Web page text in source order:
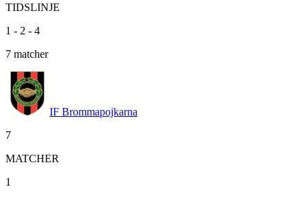
TIDSLINJE
1 - 2 - 4
7 matcher
IF Brommapojkarna
7
MATCHER
1